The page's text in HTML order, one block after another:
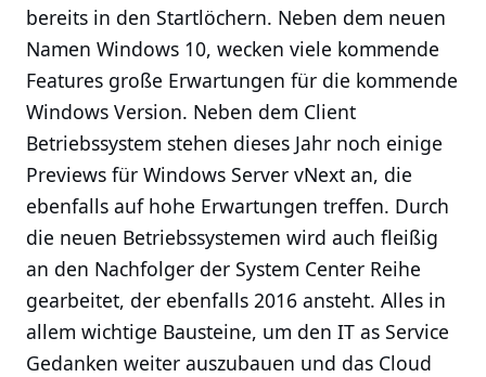
bereits in den Startlöchern. Neben dem neuen
Namen Windows 10, wecken viele kommende
Features große Erwartungen für die kommende
Windows Version. Neben dem Client
Betriebssystem stehen dieses Jahr noch einige
Previews für Windows Server vNext an, die
ebenfalls auf hohe Erwartungen treffen. Durch
die neuen Betriebssystemen wird auch fleißig
an den Nachfolger der System Center Reihe
gearbeitet, der ebenfalls 2016 ansteht. Alles in
allem wichtige Bausteine, um den IT as Service
Gedanken weiter auszubauen und das Cloud